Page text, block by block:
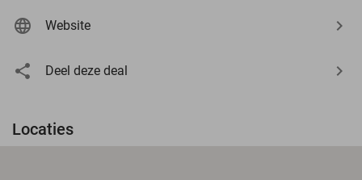
Website
Deel deze deal
Locaties